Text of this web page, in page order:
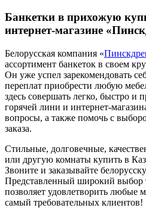
Банкетки в прихожую
интернет-магазине
Белорусская компания «
ассортимент банкеток в своем
Он уже успел зарекомендовать
переплат приобрести любую
здесь совершать легко, быстро и
горячей лини и интернет-
вопросы, а также помочь с
заказа.
Стильные, долговечные,
или другую комнаты купить в
Звоните и заказывайте
Представленный широкий выбор
позволяет удовлетворить любые
самый требовательных клиентов!